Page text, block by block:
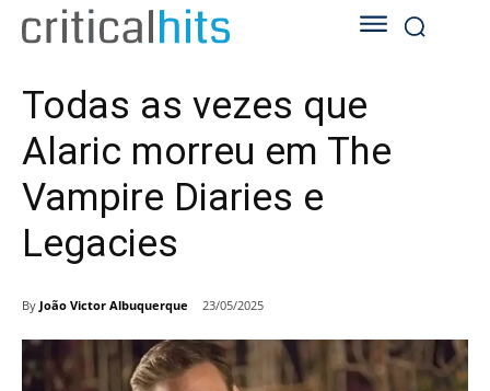
Todas as vezes que
Alaric morreu em The
Vampire Diaries e
Legacies
By João Victor Albuquerque 23/05/2025